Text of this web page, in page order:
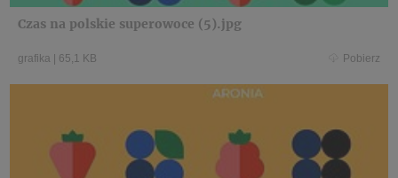
Czas na polskie superowoce (5).jpg
grafika | 65,1 KB Pobierz